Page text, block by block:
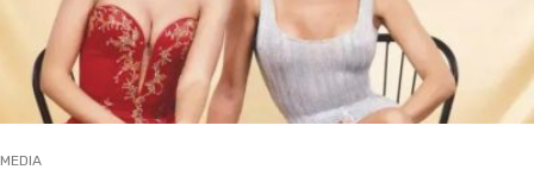
MEDIA